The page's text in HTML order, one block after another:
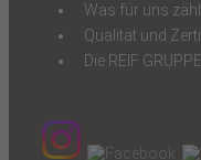
Was für uns
Qualität und
Die REIF GRUPPE